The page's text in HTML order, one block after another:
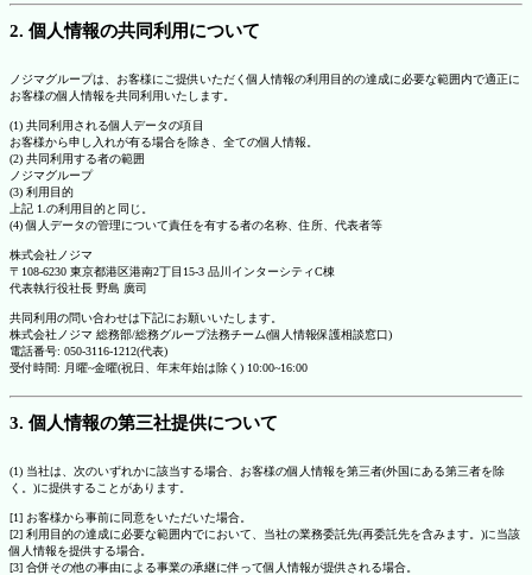
2. 個人情報の共同利用について
ノジマグループは、お客様にご提供いただく個人情報の利用目的の達成に必要な範囲内で適正に
お客様の個人情報を共同利用いたします。
(1) 共同利用される個人データの項目
お客様から申し入れが有る場合を除き、全ての個人情報。
(2) 共同利用する者の範囲
ノジマグループ
(3) 利用目的
上記 1.の利用目的と同じ。
(4) 個人データの管理について責任を有する者の名称、住所、代表者等
株式会社ノジマ
〒108-6230 東京都港区港南2丁目15-3 品川インターシティC棟
代表執行役社長 野島 廣司
共同利用の問い合わせは下記にお願いいたします。
株式会社ノジマ 総務部/総務グループ法務チーム(個人情報保護相談窓口)
電話番号: 050-3116-1212(代表)
受付時間: 月曜~金曜(祝日、年末年始は除く) 10:00~16:00
3. 個人情報の第三社提供について
(1) 当社は、次のいずれかに該当する場合、お客様の個人情報を第三者(外国にある第三者を除
く。)に提供することがあります。
[1] お客様から事前に同意をいただいた場合。
[2] 利用目的の達成に必要な範囲内でにおいて、当社の業務委託先(再委託先を含みます。)に当該
個人情報を提供する場合。
[3] 合併その他の事由による事業の承継に伴って個人情報が提供される場合。